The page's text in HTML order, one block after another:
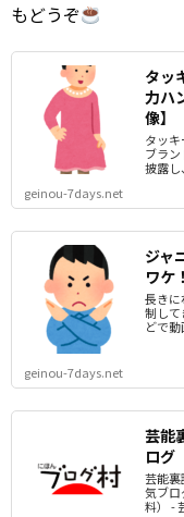
もどうぞ
タッ
力ハ
像】
タッ
ブラ
披露し
geinou-7days.net
ジャ
ワケ
長き
制して
どで
geinou-7days.net
芸能
ログ
芸能裏
気ブロ
料） -